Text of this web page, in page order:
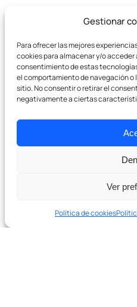
Gestionar
Para ofrecer las mejores
cookies para almacenar y/o
consentimiento de estas
el comportamiento de navegación
sitio. No consentir o retirar el
negativamente a ciertas
Ver
Política de cookies
Casos de estudio
Formateador de texto
Sobre nosotros